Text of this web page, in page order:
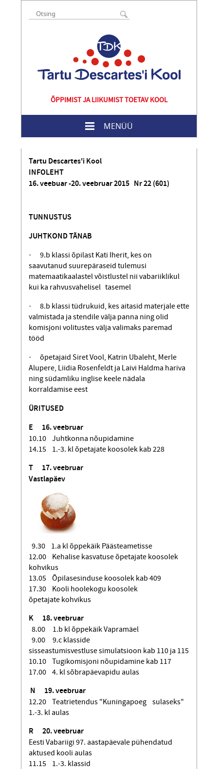
ÕPPIMIST JA LIIKUMIST TOETAV KOOL
MENÜÜ
Tartu Descartes'i Kool
INFOLEHT
16. veebuar -20. veebruar 2015 Nr 22 (601)
TUNNUSTUS
JUHTKOND TÄNAB
· 9.b klassi õpilast Kati Iherit, kes on
saavutanud suurepäraseid tulemusi
matemaatikaalastel võistlustel nii vabariiklikul
kui ka rahvusvahelisel tasemel
· 8.b klassi tüdrukuid, kes aitasid materjale ette
valmistada ja stendile välja panna ning olid
komisjoni volitustes välja valimaks paremad
tööd
· õpetajaid Siret Vool, Katrin Ubaleht, Merle
Alupere, Liidia Rosenfeldt ja Laivi Haldma hariva
ning südamliku inglise keele nädala
korraldamise eest
ÜRITUSED
E
16. veebruar
10.10 Juhtkonna nõupidamine
14.15 1.-3. kl õpetajate koosolek kab 228
T
17. veebruar
Vastlapäev
9.30 1.a kl õppekäik Päästeametisse
12.00 Kehalise kasvatuse õpetajate koosolek
kohvikus
13.05 Õpilasesinduse koosolek kab 409
17.30 Kooli hoolekogu koosolek
õpetajate kohvikus
K 18. veebruar
8.00 1.b kl õppekäik Vapramäel
9.00 9.c klasside
sisseastumisvestluse simulatsioon kab 110 ja 115
10.10 Tugikomisjoni nõupidamine kab 117
17.00 4. kl sõbrapäevapidu aulas
N 19. veebruar
12.20 Teatrietendus "Kuningapoeg sulaseks"
1.-3. kl aulas
R 20. veebruar
Eesti Vabariigi 97. aastapäevale pühendatud
aktused kooli aulas
11.15 1.-3. klassid